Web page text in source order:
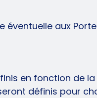
éventuelle aux
en fonction de
définis pour